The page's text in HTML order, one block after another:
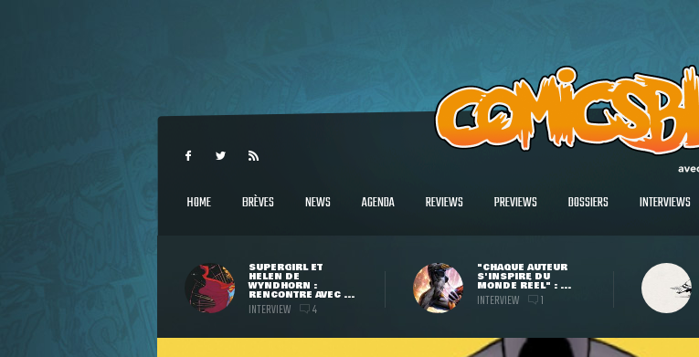
HOME BRÈVES NEWS AGENDA REVIEWS PREVIEWS DOSSIERS INTERVIEWS
SUPERGIRL ET
HELEN DE
WYNDHORN :
RENCONTRE AVEC ...
INTERVIEW 4
"CHAQUE AUTEUR
S'INSPIRE DU
MONDE RÉEL" : ...
INTERVIEW 1